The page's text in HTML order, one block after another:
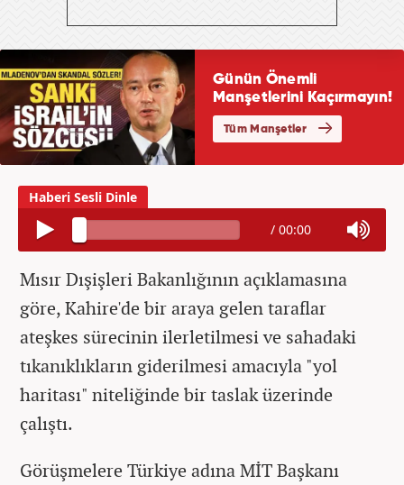
/ 00:00
Mısır Dışişleri Bakanlığının açıklamasına
göre, Kahire'de bir araya gelen taraflar
ateşkes sürecinin ilerletilmesi ve sahadaki
tıkanıklıkların giderilmesi amacıyla "yol
haritası" niteliğinde bir taslak üzerinde
çalıştı.
Görüşmelere Türkiye adına MİT Başkanı